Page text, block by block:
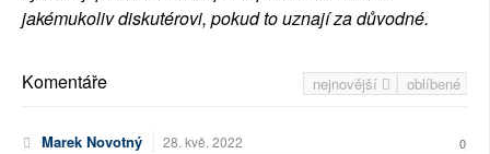
jakémukoliv diskutérovi, pokud to uznají za důvodné.
nejnovější oblíbené
Komentáře
Marek Novotný 28. kvě. 2022 0